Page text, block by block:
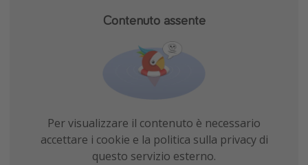
Contenuto assente
Per visualizzare il contenuto è necessario
accettare i cookie e la politica sulla privacy di
questo servizio esterno.